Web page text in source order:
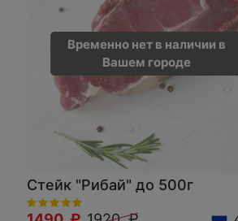
Временно нет в наличии в
Вашем городе
Стейк "Рибай" до 500г